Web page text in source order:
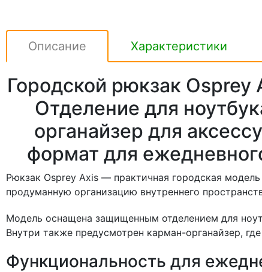
Описание Характеристики
Городской рюкзак
Отделение для
органайзер для
формат для
Рюкзак Osprey Axis — практичная городская
продуманную организацию внутреннего
Модель оснащена защищенным отделением для
Внутри также предусмотрен карман-органайзер,
Функциональность для